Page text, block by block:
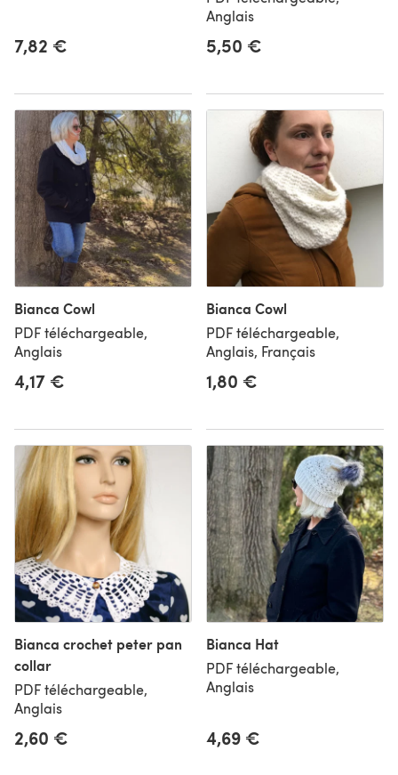
7,82 €
Anglais
5,50 €
Bianca Cowl
PDF téléchargeable,
Anglais
4,17 €
Bianca Cowl
PDF téléchargeable,
Anglais, Français
1,80 €
Bianca crochet peter pan
collar
PDF téléchargeable,
Anglais
2,60 €
Bianca Hat
PDF téléchargeable,
Anglais
4,69 €